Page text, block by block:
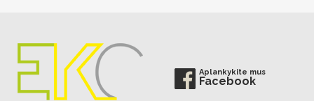
Aplankykite mus
Facebook